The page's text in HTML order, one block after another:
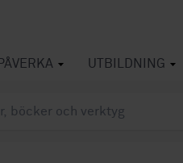
UTBILDNING